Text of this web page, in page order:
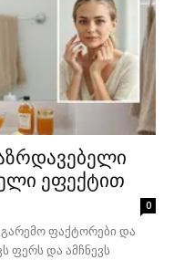
ეფექტით
0
გარემო ფაქტორები და
ფერს და ამჩნევს